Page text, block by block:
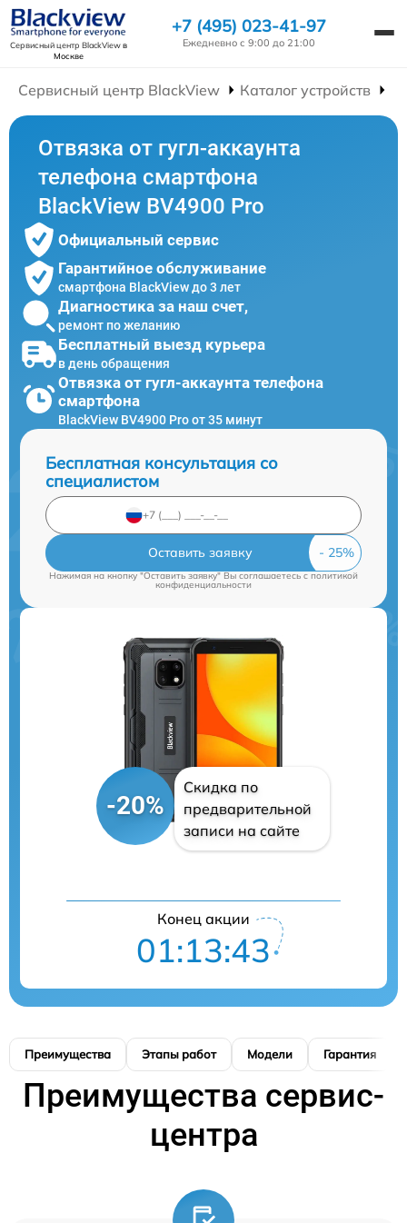
Сервисный центр BlackViewв
Москве
+7 (495) 023-41-97
Ежедневно с 9:00 до 21:00
Сервисный центр BlackView Каталог устройств
Отвязка от гугл-аккаунта
телефона смартфона
BlackView BV4900 Pro
Официальный сервис
Гарантийное обслуживание
смартфона BlackView до 3 лет
Диагностика за наш счет,
ремонт по желанию
Бесплатный выезд курьера
в день обращения
Отвязка от гугл-аккаунта телефона
смартфона
BlackView BV4900 Pro от 35 минут
Бесплатная консультация со
специалистом
Оставить заявку
Нажимая на кнопку "Оставить заявку" Вы соглашаетесь cполитикой
конфиденциальности
-20%
Скидка по
предварительной
записи на сайте
Конец акции
01:13:42
Преимущества Этапы работ Модели Гарантия
Преимущества сервис-
центра